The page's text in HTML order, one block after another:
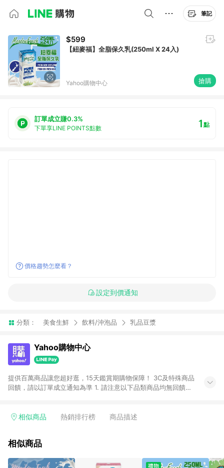
筆記
$599
【紐麥福】全脂保久乳(250ml X 24入)
Yahoo購物中心 搶購
訂單成立賺0.3%
下單享LINE POINTS點數 1點
價格趨勢怎麼看？
設定到價通知
分類： 美食生鮮 飲料/沖泡品 乳品豆漿
Yahoo購物中心
提供百萬商品讓您超好逛，15天鑑賞期購物保障！ 3C及特殊商品
回饋，請以訂單成立通知為準 1. 請注意以下品類商品均無回饋：
電玩/遊戲/相機/單眼/鏡頭/拍立得 [2024/6/1起適用] -內接硬
的購回饋活動享Yahoo超贈點回饋者 - 購物中心商店之商品：商
3. 訂單回饋金額將扣除運費/購物金/超贈點/福利金/紅利折抵/折
相似商品 熱銷排行榜 商品描述
相似商品